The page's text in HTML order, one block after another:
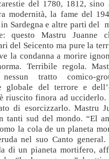
del 1780, 1812, sino
modernità, la fame del
Sardegna e altre parti del
questo Mastru Juanne
del Seicento ma pure la
la condanna a morire
Terribile regola.
tratto comico-
globale del terrore e
riuscito finora ad
di esorcizzarlo. Mastru
tanti sud del mondo. “El
la cola de un planeta
nel suo Canto
di un pianeta mortifero,